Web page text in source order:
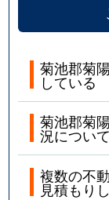
菊池郡菊
している
菊池郡菊
況につい
複数の不
見積もり